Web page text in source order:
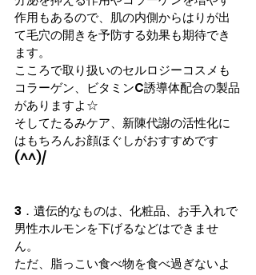
作用もあるので、肌の内側からはりが出
て毛穴の開きを予防する効果も期待でき
ます。
こころで取り扱いのセルロジーコスメも
コラーゲン、ビタミンC誘導体配合の製品
がありますよ☆
そしてたるみケア、新陳代謝の活性化に
はもちろんお顔ほぐしがおすすめです
(^^)/
3． 遺伝的なものは、化粧品、お手入れで
男性ホルモンを下げるなどはできませ
ん。
ただ、脂っこい食べ物を食べ過ぎないよ